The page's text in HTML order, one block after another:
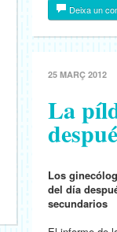
Deixa un
25 MARÇ 2012
La
Los
del día
secundarios